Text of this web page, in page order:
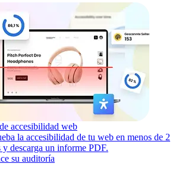
accesibilidad web
la accesibilidad de tu web en menos de 2
y descarga un informe PDF.
su auditoría